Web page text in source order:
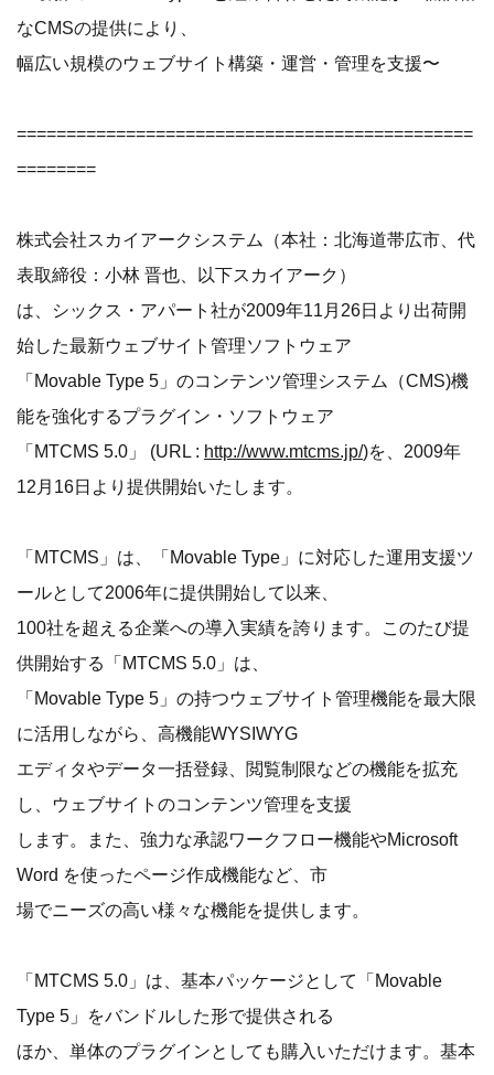
なCMSの提供により、
幅広い規模のウェブサイト構築・運営・管理を支援〜
==============================================
========
株式会社スカイアークシステム（本社：北海道帯広市、代
表取締役：小林 晋也、以下スカイアーク）
は、シックス・アパート社が2009年11月26日より出荷開
始した最新ウェブサイト管理ソフトウェア
「Movable Type 5」のコンテンツ管理システム（CMS)機
能を強化するプラグイン・ソフトウェア
「MTCMS 5.0」 (URL : http://www.mtcms.jp/)を、2009年
12月16日より提供開始いたします。
「MTCMS」は、「Movable Type」に対応した運用支援ツ
ールとして2006年に提供開始して以来、
100社を超える企業への導入実績を誇ります。このたび提
供開始する「MTCMS 5.0」は、
「Movable Type 5」の持つウェブサイト管理機能を最大限
に活用しながら、高機能WYSIWYG
エディタやデータ一括登録、閲覧制限などの機能を拡充
し、ウェブサイトのコンテンツ管理を支援
します。また、強力な承認ワークフロー機能やMicrosoft
Word を使ったページ作成機能など、市
場でニーズの高い様々な機能を提供します。
「MTCMS 5.0」は、基本パッケージとして「Movable
Type 5」をバンドルした形で提供される
ほか、単体のプラグインとしても購入いただけます。基本